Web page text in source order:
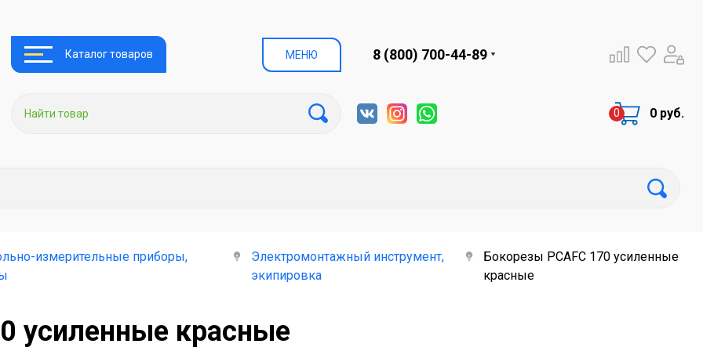
Каталог товаров МЕНЮ 8 (800) 700-44-89
0 руб.
измерительные приборы,
Электромонтажный инструмент,
экипировка
Бокорезы PCAFC 170 усиленные
красные
усиленные красные